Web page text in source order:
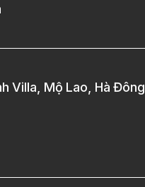
Villa, Mộ Lao, Hà Đông,